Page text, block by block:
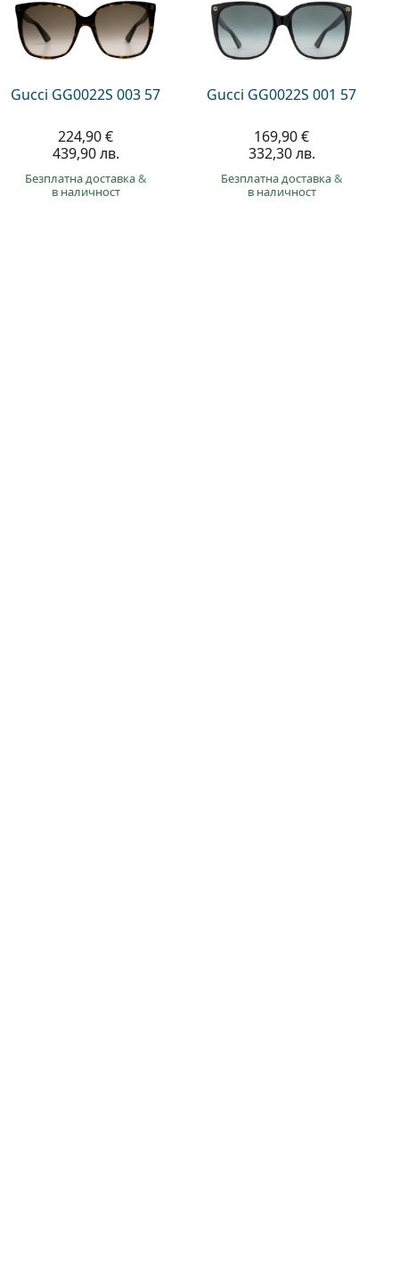
Gucci GG0022S 003 57
224,90 €
439,90 лв.
Безплатна доставка&
в наличност
Gucci GG0022S 001 57
169,90 €
332,30 лв.
Безплатна доставка&
в наличност